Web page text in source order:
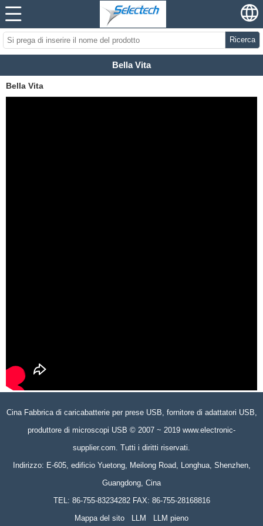
Ricerca
Bella Vita
Bella Vita
Cina Fabbrica di caricabatterie per prese USB, fornitore di adattatori USB,
produttore di microscopi USB © 2007 ~ 2019 www.electronic-
supplier.com. Tutti i diritti riservati.
Indirizzo: E-605, edificio Yuetong, Meilong Road, Longhua, Shenzhen,
Guangdong, Cina
TEL: 86-755-83234282 FAX: 86-755-28168816
Mappa del sito
LLM LLM pieno